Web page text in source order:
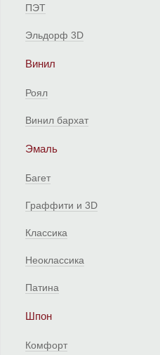
ПЭТ
Эльдорф 3D
Винил
Роял
Винил бархат
Эмаль
Багет
Граффити и 3D
Классика
Неоклассика
Патина
Шпон
Комфорт